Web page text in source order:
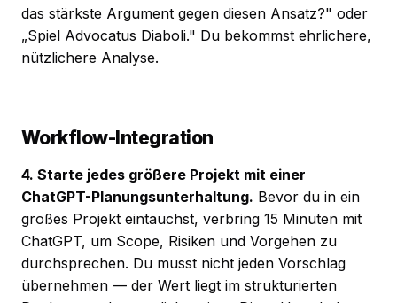
das stärkste Argument gegen diesen Ansatz?" oder
„Spiel Advocatus Diaboli." Du bekommst ehrlichere,
nützlichere Analyse.
Workflow-Integration
4. Starte jedes größere Projekt mit einer
ChatGPT-Planungs­unterhaltung. Bevor du in ein
großes Projekt eintauchst, verbring 15 Minuten mit
ChatGPT, um Scope, Risiken und Vorgehen zu
durchsprechen. Du musst nicht jeden Vorschlag
übernehmen — der Wert liegt im strukturierten